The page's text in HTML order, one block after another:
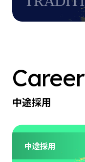
Career
中途採用
中途採用